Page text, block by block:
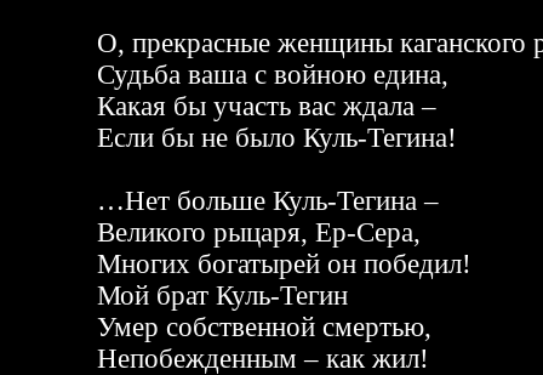
О, прекрасные женщины каганского
Судьба ваша с войною едина,
Какая бы участь вас ждала –
Если бы не было Куль-Тегина!
…Нет больше Куль-Тегина –
Великого рыцаря, Ер-Сера,
Многих богатырей он победил!
Мой брат Куль-Тегин
Умер собственной смертью,
Непобежденным – как жил!